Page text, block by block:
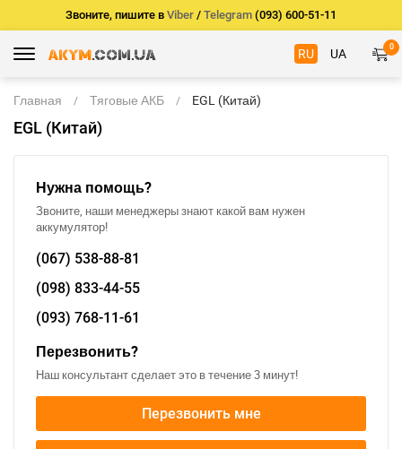
Звоните, пишите в Viber / Telegram (093) 600-51-11
RU UA 0
Главная Тяговые АКБ EGL (Китай)
EGL (Китай)
Нужна помощь?
Звоните, наши менеджеры знают какой вам нужен
аккумулятор!
(067) 538-88-81
(098) 833-44-55
(093) 768-11-61
Перезвонить?
Наш консультант сделает это в течение 3 минут!
Перезвонить мне